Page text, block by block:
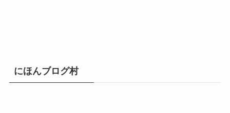
にほんブログ村